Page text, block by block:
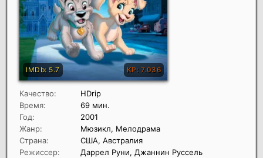
Качество:
HDrip
Время:
69 мин.
Год:
2001
Жанр:
Мюзикл, Мелодрама
Страна:
США, Австралия
Режиссер:
Даррел Руни, Джаннин Руссель